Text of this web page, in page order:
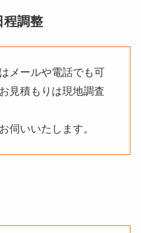
程調整
メールや電話でも可
見積もりは現地調査
伺いいたします。